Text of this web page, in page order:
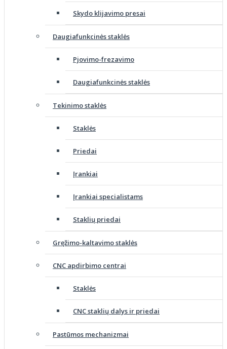
Skydo klijavimo presai
Daugiafunkcinės staklės
Pjovimo-frezavimo
Daugiafunkcinės staklės
Tekinimo staklės
Staklės
Priedai
Įrankiai
Įrankiai specialistams
Staklių priedai
Gręžimo-kaltavimo staklės
CNC apdirbimo centrai
Staklės
CNC staklių dalys ir priedai
Pastūmos mechanizmai